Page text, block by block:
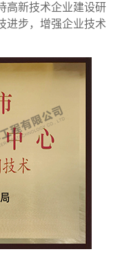
高新技术企业建设研
进步，增强企业技术